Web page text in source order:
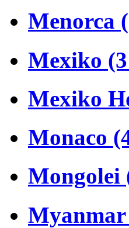
Menorca
Mexiko
Mexiko
Monaco
Mongolei
Myanmar